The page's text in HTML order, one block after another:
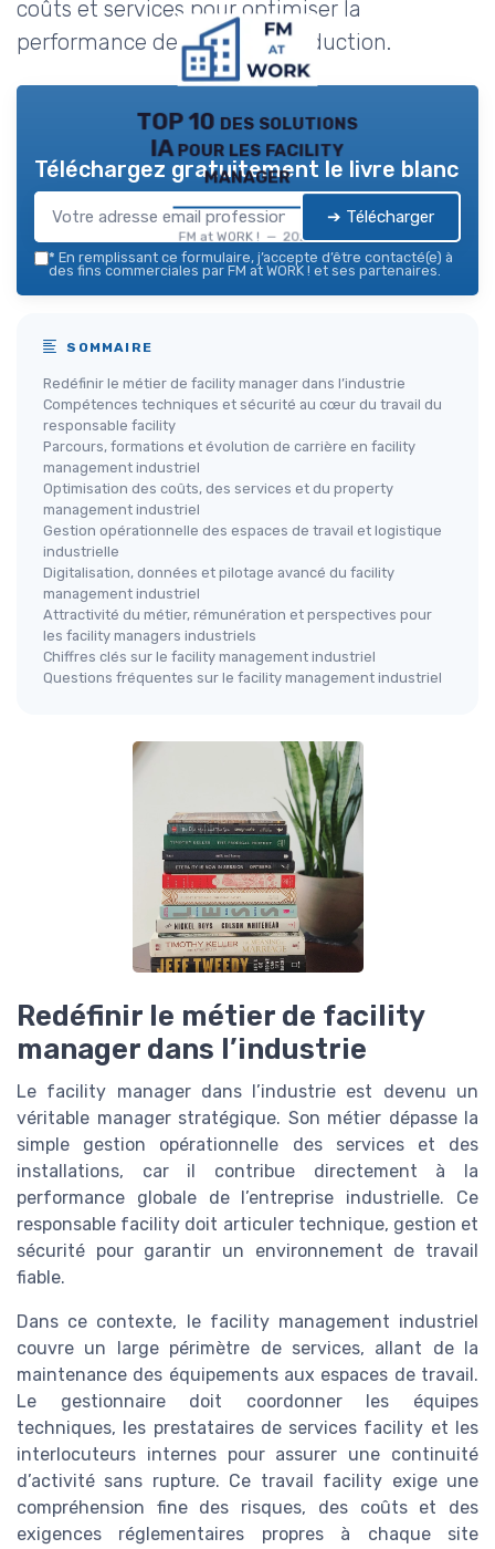
coûts et services pour optimiser la
performance des sites de production.
TOP 10 des solutions
IA pour les facility
manager
FM at WORK ! — 2026
Téléchargez gratuitement le livre blanc
➔ Télécharger
* En remplissant ce formulaire, j’accepte d’être contacté(e) à
des fins commerciales par FM at WORK ! et ses partenaires.
SOMMAIRE
Redéfinir le métier de facility manager dans l’industrie
Compétences techniques et sécurité au cœur du travail du
responsable facility
Parcours, formations et évolution de carrière en facility
management industriel
Optimisation des coûts, des services et du property
management industriel
Gestion opérationnelle des espaces de travail et logistique
industrielle
Digitalisation, données et pilotage avancé du facility
management industriel
Attractivité du métier, rémunération et perspectives pour
les facility managers industriels
Chiffres clés sur le facility management industriel
Questions fréquentes sur le facility management industriel
Redéfinir le métier de facility
manager dans l’industrie
Le facility manager dans l’industrie est devenu un
véritable manager stratégique. Son métier dépasse la
simple gestion opérationnelle des services et des
installations, car il contribue directement à la
performance globale de l’entreprise industrielle. Ce
responsable facility doit articuler technique, gestion et
sécurité pour garantir un environnement de travail
fiable.
Dans ce contexte, le facility management industriel
couvre un large périmètre de services, allant de la
maintenance des équipements aux espaces de travail.
Le gestionnaire doit coordonner les équipes
techniques, les prestataires de services facility et les
interlocuteurs internes pour assurer une continuité
d’activité sans rupture. Ce travail facility exige une
compréhension fine des risques, des coûts et des
exigences réglementaires propres à chaque site